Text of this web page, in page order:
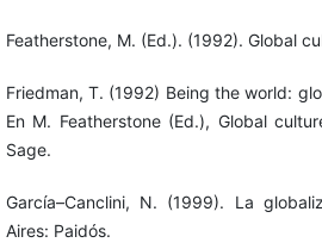
Featherstone, M. (Ed.). (1992). Global
Friedman, T. (1992) Being the world:
En M. Featherstone (Ed.), Global
Sage.
García–Canclini, N. (1999). La
Aires: Paidós.